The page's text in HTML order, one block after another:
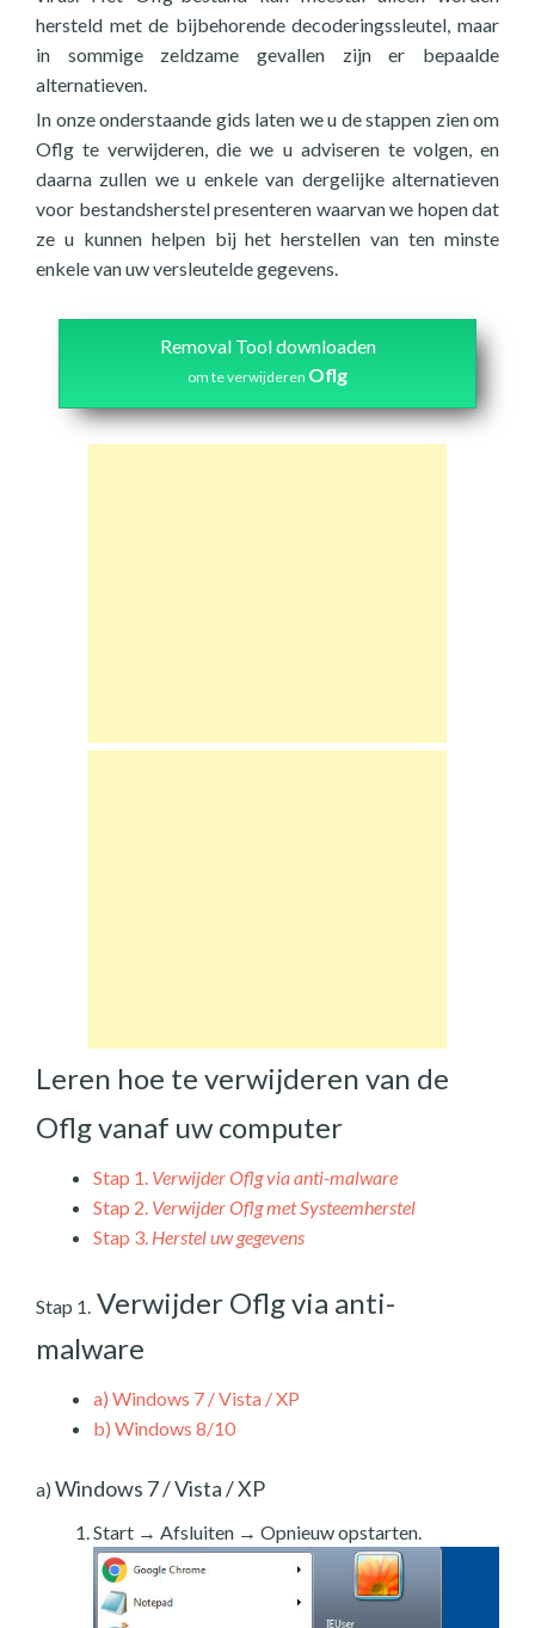
hersteld met de bijbehorende decoderingssleutel, maar
in sommige zeldzame gevallen zijn er bepaalde
alternatieven.
In onze onderstaande gids laten we u de stappen zien om
Oflg te verwijderen, die we u adviseren te volgen, en
daarna zullen we u enkele van dergelijke alternatieven
voor bestandsherstel presenteren waarvan we hopen dat
ze u kunnen helpen bij het herstellen van ten minste
enkele van uw versleutelde gegevens.
Removal Tool downloaden
om te verwijderen Oflg
Leren hoe te verwijderen van de
Oflg vanaf uw computer
Stap 1. Verwijder Oflg via anti-malware
Stap 2. Verwijder Oflg met Systeemherstel
Stap 3. Herstel uw gegevens
Stap 1. Verwijder Oflg via anti-
malware
a) Windows 7 / Vista / XP
b) Windows 8/10
a) Windows 7 / Vista / XP
Start → Afsluiten → Opnieuw opstarten.